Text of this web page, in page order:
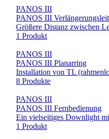
PANOS III
PANOS III
Größere Distanz zwischen
1 Produkt
PANOS III
PANOS III Planarring
Installation von TL
8 Produkte
PANOS III
PANOS III Fernbedienung
Ein vielseitiges Downlight
1 Produkt